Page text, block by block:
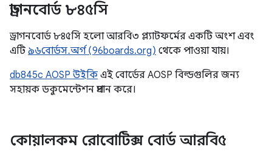
ড্রাগনবোর্ড ৮৪৫সি
ড্রাগনবোর্ড ৮৪৫সি হলো আরবি৩ প্ল্যাটফর্মের একটি অংশ এবং
এটি ৯৬বোর্ডস.অর্গ (96boards.org) থেকে পাওয়া যায়।
db845c AOSP উইকি এই বোর্ডের AOSP বিল্ডগুলির জন্য
সহায়ক ডকুমেন্টেশন প্রদান করে।
কোয়ালকম রোবোটিক্স বোর্ড আরবি৫